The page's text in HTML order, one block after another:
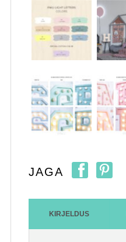
JAGA
KIRJELDUS